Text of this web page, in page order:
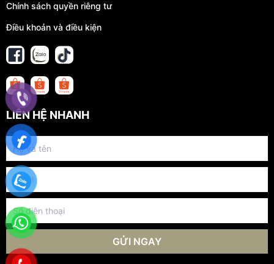
Chính sách quyền riêng tư
Điều khoản và điều kiện
LIÊN HỆ NHANH
GỬI NGAY